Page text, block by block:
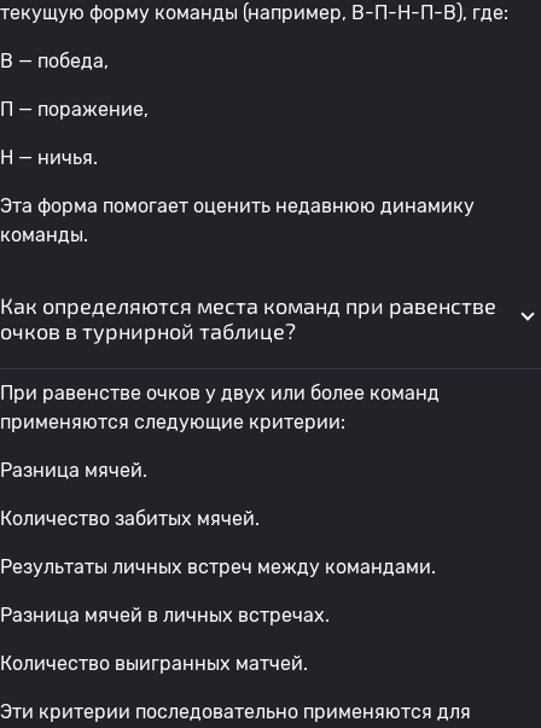
текущую форму команды (например, В-П-Н-П-В), где:
В — победа,
П — поражение,
Н — ничья.
Эта форма помогает оценить недавнюю динамику
команды.
Как определяются места команд при равенстве
очков в турнирной таблице?
При равенстве очков у двух или более команд
применяются следующие критерии:
Разница мячей.
Количество забитых мячей.
Результаты личных встреч между командами.
Разница мячей в личных встречах.
Количество выигранных матчей.
Эти критерии последовательно применяются для